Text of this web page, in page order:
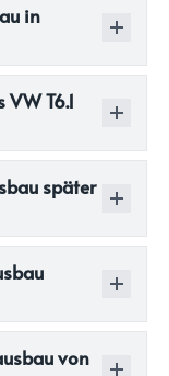
in
T6.1
später
von